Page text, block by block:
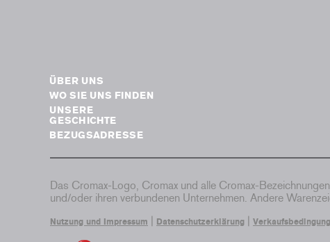
ÜBER UNS
WO SIE UNS FINDEN
UNSERE
GESCHICHTE
BEZUGSADRESSE
Das Cromax-Logo, Cromax und alle Cromax-
und/oder ihren verbundenen Unternehmen. Andere
Nutzung und Impressum Datenschutzerklärung